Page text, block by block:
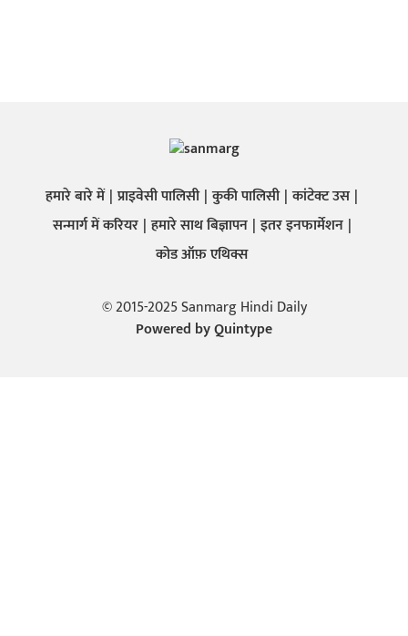
हमारे बारे में प्राइवेसी पालिसी कुकी पालिसी कांटेक्ट उस
सन्मार्ग में करियर हमारे साथ बिज्ञापन इतर इनफार्मेशन
कोड ऑफ़ एथिक्स
© 2015-2025 Sanmarg Hindi Daily
Powered byQuintype